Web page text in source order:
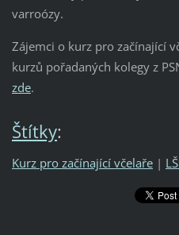
varroózy.
Zájemci o kurz pro začínající
kurzů pořadaných kolegy z
zde.
Štítky:
Kurz pro začínající včelaře |